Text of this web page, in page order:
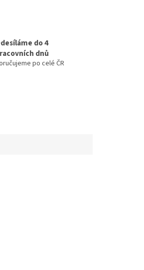
do 4
dnů
po celé ČR